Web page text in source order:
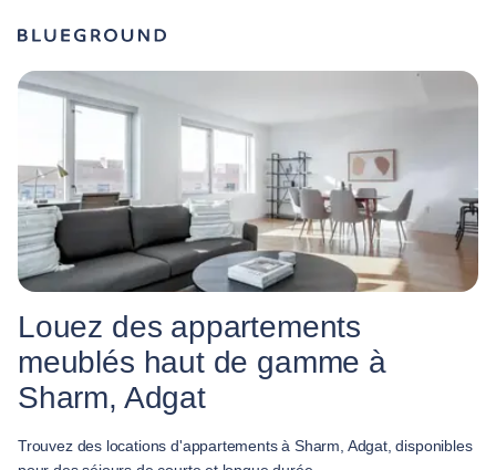
Louez des appartements
meublés haut de gamme à
Sharm, Adgat
Trouvez des locations d'appartements à Sharm, Adgat, disponibles